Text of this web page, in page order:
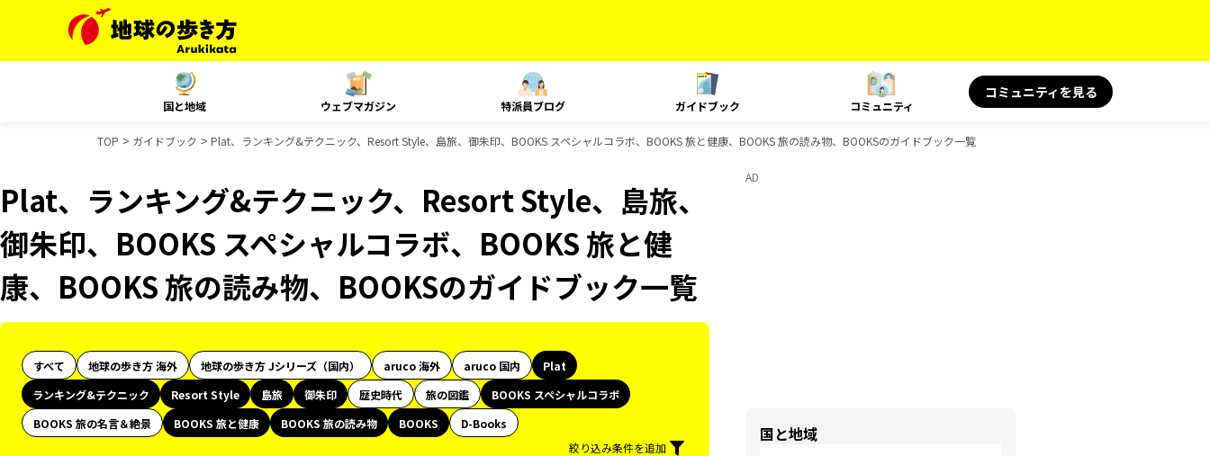
国と地域 ウェブマガジン 特派員ブログ ガイドブック コミュニティ
コミュニティを見る
TOP ガイドブック Plat、ランキング&テクニック、Resort Style、島旅、御朱印、BOOKS スペシャルコラボ、BOOKS 旅と健康、BOOKS 旅の読み物、BOOKSのガイドブック一覧
Plat、ランキング&テクニック、Resort Style、島旅、
御朱印、BOOKS スペシャルコラボ、BOOKS 旅と健
康、BOOKS 旅の読み物、BOOKSのガイドブック一覧
すべて 地球の歩き方 海外 地球の歩き方 Jシリーズ（国内） aruco 海外 aruco 国内
Plat
ランキング&テクニック
Resort Style 島旅 御朱印 歴史時代 旅の図鑑
BOOKS スペシャルコラボ
BOOKS 旅の名言＆絶景
BOOKS 旅と健康 BOOKS 旅の読み物 BOOKS
D-Books
絞り込み条件を追加
AD
国と地域